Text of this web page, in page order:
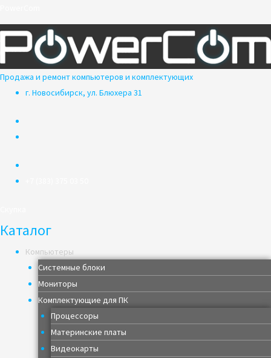
к
содержимому
Продажа и ремонт компьютеров и комплектующих
г. Новосибирск, ул. Блюхера 31
Каталог
Компьютеры
Системные блоки
Мониторы
Комплектующие для ПК
Процессоры
Материнские платы
Видеокарты